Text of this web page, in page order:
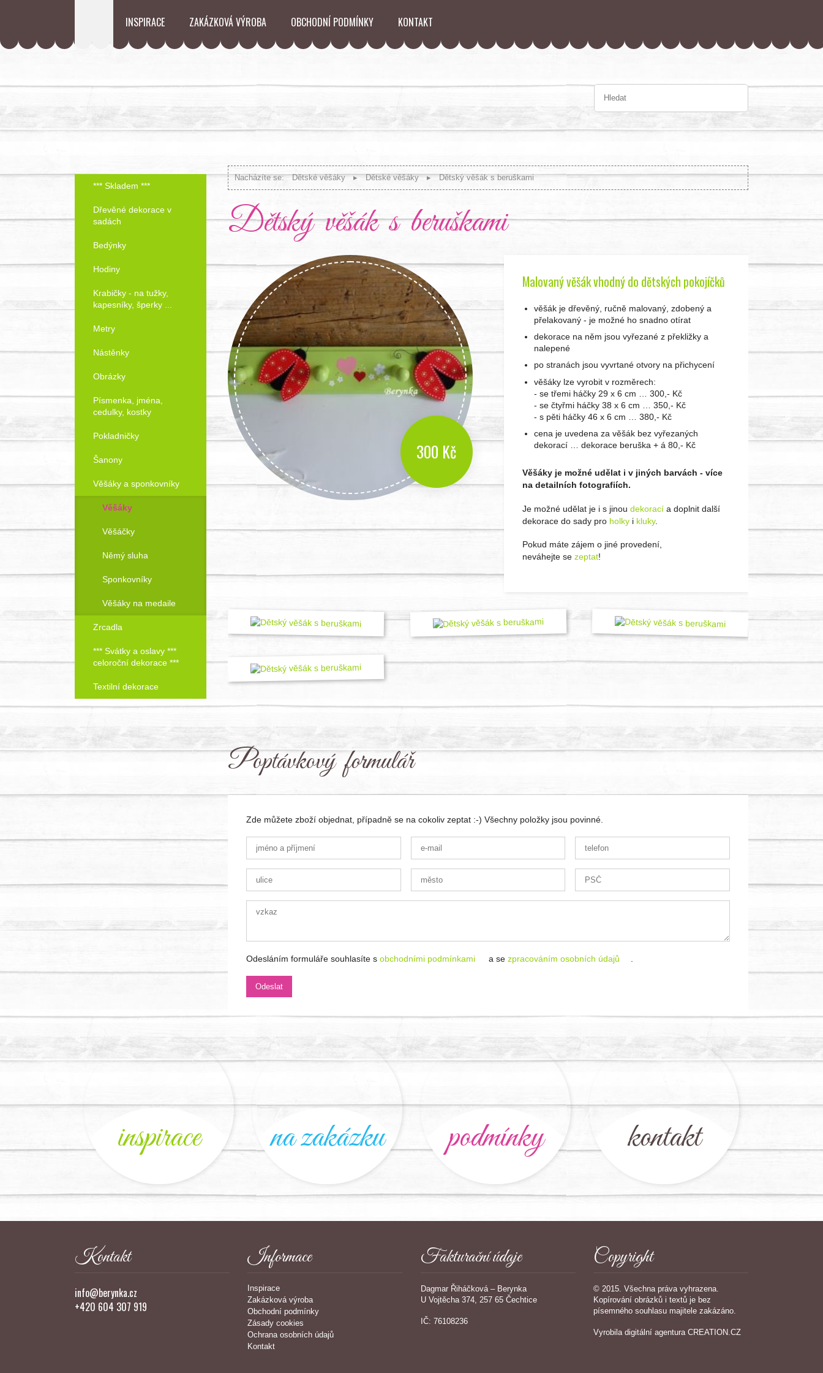
INSPIRACE ZAKÁZKOVÁ VÝROBA OBCHODNÍ PODMÍNKY KONTAKT
Nacházíte se: Dětské věšáky Dětské věšáky Dětský věšák s beruškami
Dětský věšák s beruškami
300 Kč
Malovaný věšák vhodný do dětských pokojíčků
věšák je dřevěný, ručně malovaný, zdobený a
přelakovaný - je možné ho snadno otírat
dekorace na něm jsou vyřezané z překližky a
nalepené
po stranách jsou vyvrtané otvory na přichycení
věšáky lze vyrobit v rozměrech:
- se třemi háčky 29 x 6 cm … 300,- Kč
- se čtyřmi háčky 38 x 6 cm … 350,- Kč
- s pěti háčky 46 x 6 cm … 380,- Kč
cena je uvedena za věšák bez vyřezaných
dekorací … dekorace beruška + á 80,- Kč
Věšáky je možné udělat i v jiných barvách - více
na detailních fotografiích.
Je možné udělat je i s jinou dekorací a doplnit další
dekorace do sady proholkyi kluky.
Pokud máte zájem o jiné provedení,
neváhejte se zeptat!
Objednat!
Poptávkový formulář
Zde můžete zboží objednat, případně se na cokoliv zeptat :-) Všechny položky jsou povinné.
Odesláním formuláře souhlasíte s obchodními podmínkami a se zpracováním osobních údajů
*** Skladem ***
Dřevěné dekorace v
sadách
Bedýnky
Hodiny
Krabičky - na tužky,
kapesníky, šperky ...
Metry
Nástěnky
Obrázky
Písmenka, jména,
cedulky, kostky
Pokladničky
Šanony
Věšáky a sponkovníky
Věšáky
Věšáčky
Němý sluha
Sponkovníky
Věšáky na medaile
Zrcadla
*** Svátky a oslavy ***
celoroční dekorace ***
Textilní dekorace
inspirace na zakázku podmínky kontakt
Kontakt
info@berynka.cz
+420 604 307 919
Informace
Inspirace
Zakázková výroba
Obchodní podmínky
Zásady cookies
Ochrana osobních údajů
Kontakt
Fakturační údaje
Dagmar Řiháčková – Berynka
U Vojtěcha 374, 257 65 Čechtice
IČ: 76108236
Copyright
© 2015. Všechna práva vyhrazena.
Kopírování obrázků i textů je bez
písemného souhlasu majitele zakázáno.
Vyrobila digitální agentura CREATION.CZ